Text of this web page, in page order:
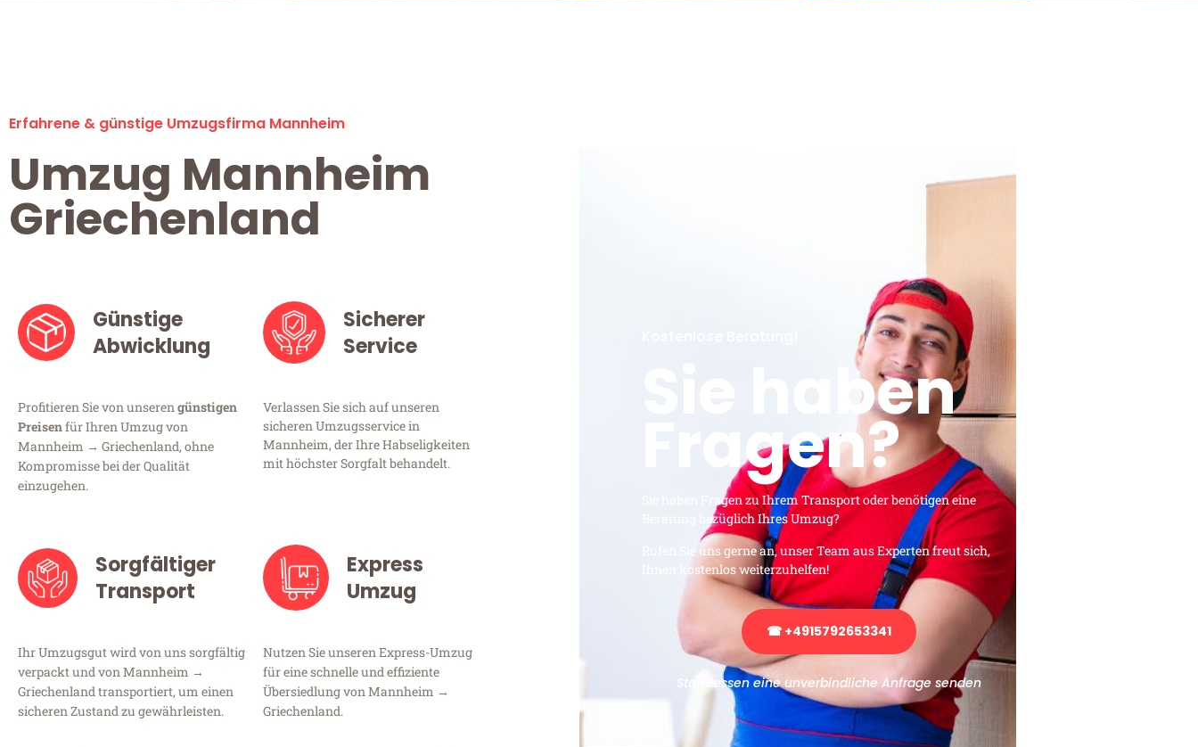
Erfahrene & günstige Umzugsfirma Mannheim
Umzug Mannheim
Griechenland
Günstige
Abwicklung
Profitieren Sie von unserengünstigen
Preisenfür Ihren Umzug von
Mannheim → Griechenland, ohne
Kompromisse bei der Qualität
einzugehen.
Sicherer
Service
Verlassen Sie sich auf unseren
sicheren Umzugsservice in
Mannheim, der Ihre Habseligkeiten
mit höchster Sorgfalt behandelt.
Sorgfältiger
Transport
Ihr Umzugsgut wird von uns sorgfältig
verpackt und von Mannheim →
Griechenland transportiert, um einen
sicheren Zustand zu gewährleisten.
Express
Umzug
Nutzen Sie unseren Express-Umzug
für eine schnelle und effiziente
Übersiedlung von Mannheim →
Griechenland.
Sie haben
Fragen?
Sie haben Fragen zu Ihrem Transport oder benötigen eine
Beratung bezüglich Ihres Umzug?
Rufen Sie uns gerne an, unser Team aus Experten freut sich,
Ihnen kostenlos weiterzuhelfen!
☎ +4915792653341
Stattdessen eine unverbindliche Anfrage senden